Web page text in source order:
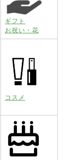
ギフト
お祝い・花
コスメ